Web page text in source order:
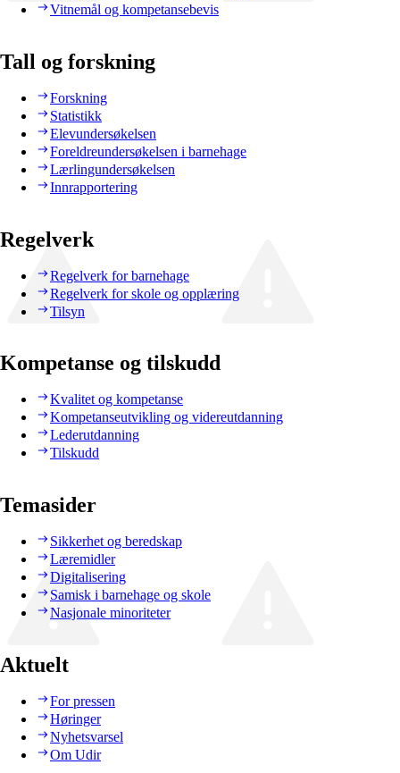
Vitnemål og kompetansebevis
Tall og forskning
Forskning
Statistikk
Elevundersøkelsen
Foreldreundersøkelsen i barnehage
Lærlingundersøkelsen
Innrapportering
Regelverk
Regelverk for barnehage
Regelverk for skole og opplæring
Tilsyn
Kompetanse og tilskudd
Kvalitet og kompetanse
Kompetanseutvikling og videreutdanning
Lederutdanning
Tilskudd
Temasider
Sikkerhet og beredskap
Læremidler
Digitalisering
Samisk i barnehage og skole
Nasjonale minoriteter
Aktuelt
For pressen
Høringer
Nyhetsvarsel
Om Udir